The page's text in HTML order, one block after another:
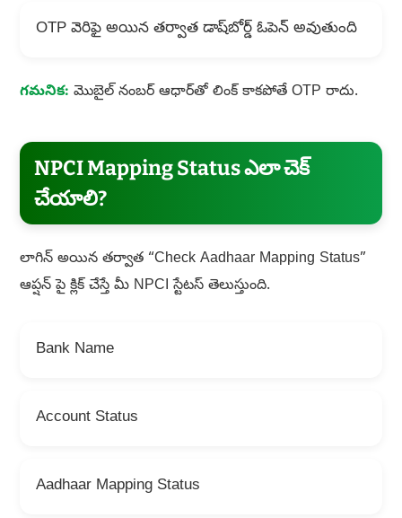
OTP వెరిఫై అయిన తర్వాత డాష్‌బోర్డ్ ఓపెన్ అవుతుంది
గమనిక: మొబైల్ నంబర్ ఆధార్‌తో లింక్ కాకపోతే OTP రాదు.
NPCI Mapping Status ఎలా చెక్
చేయాలి?
లాగిన్ అయిన తర్వాత “Check Aadhaar Mapping Status”
ఆప్షన్ పై క్లిక్ చేస్తే మీ NPCI స్టేటస్ తెలుస్తుంది.
Bank Name
Account Status
Aadhaar Mapping Status